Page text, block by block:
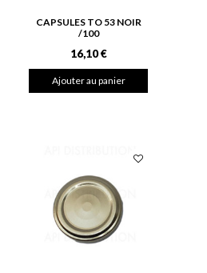
CAPSULES TO 53 NOIR
/100
16,10 €
Ajouter au panier